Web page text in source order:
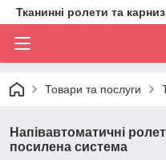
Тканинні ролети та
Товари та послуги
Напівавтоматичні
посилена система